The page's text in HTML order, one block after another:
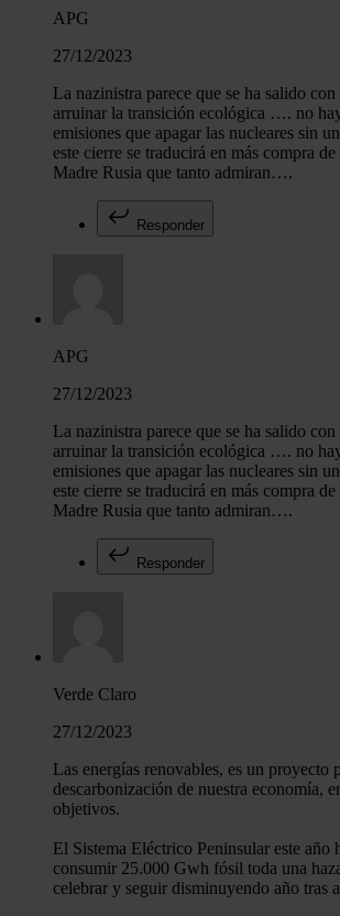
APG
27/12/2023
La nazinistra parece que se ha salido
arruinar la transición ecológica …. no
emisiones que apagar las nucleares sin
este cierre se traducirá en más compra
Madre Rusia que tanto admiran….
Responder
APG
27/12/2023
La nazinistra parece que se ha salido
arruinar la transición ecológica …. no
emisiones que apagar las nucleares sin
este cierre se traducirá en más compra
Madre Rusia que tanto admiran….
Responder
Verde Claro
27/12/2023
Las energías renovables, es un proyecto
descarbonización de nuestra economía,
objetivos.
El Sistema Eléctrico Peninsular este año
consumir 25.000 Gwh fósil toda una
celebrar y seguir disminuyendo año tras